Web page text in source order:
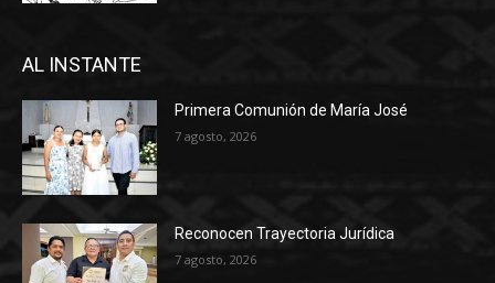
AL INSTANTE
Primera Comunión de María José
7 agosto, 2026
Reconocen Trayectoria Jurídica
7 agosto, 2026